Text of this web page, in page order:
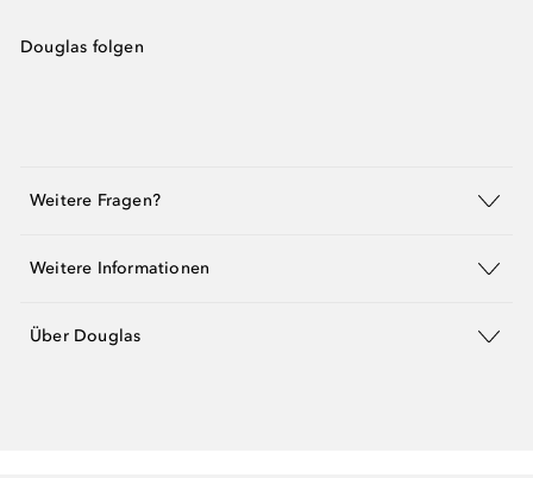
Douglas folgen
Weitere Fragen?
Weitere Informationen
Über Douglas